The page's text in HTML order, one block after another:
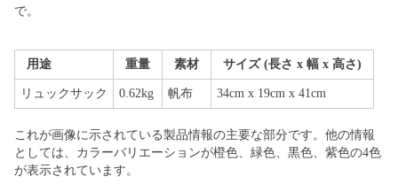
で。
用途 重量 素材 サイズ (長さ x 幅 x 高さ)
リュックサック 0.62kg 帆布 34cm x 19cm x 41cm
これが画像に示されている製品情報の主要な部分です。他の情報
としては、カラーバリエーションが橙色、緑色、黒色、紫色の4色
が表示されています。